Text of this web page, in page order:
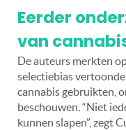
Eerder
van
De auteurs merkten
selectiebias
cannabis gebruikten,
beschouwen. “Niet
kunnen slapen”, zegt